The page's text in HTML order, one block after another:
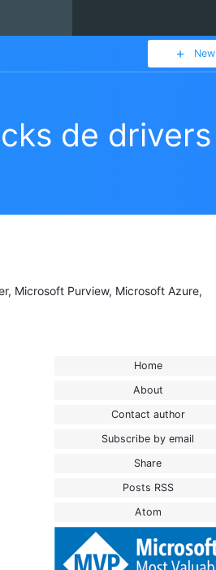
New
de drivers
Microsoft Purview, Microsoft Azure,
Home
About
Contact author
Subscribe by email
Share
Posts RSS
Atom